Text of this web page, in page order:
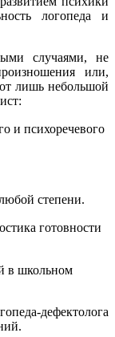
логопеда и
случаями, не
или,
лишь небольшой
и психоречевого
степени.
готовности
в школьном
дефектолога